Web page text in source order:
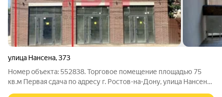
улица Нансена,373
Номер объекта: 552838. Торговое помещение площадью 75
кв.м Первая сдача по адресу г. Ростов-на-Дону, улица Нансена,